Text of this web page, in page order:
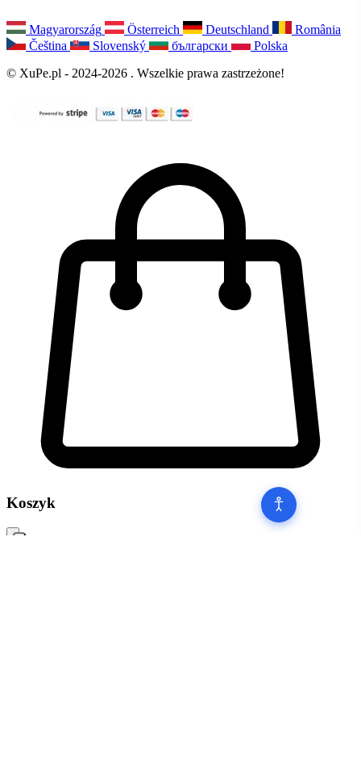
Magyarország Österreich Deutschland
România
Čeština
Slovenský български
Polska
© XuPe.pl - 2024-2026 . Wszelkie prawa zastrzeżone!
Koszyk